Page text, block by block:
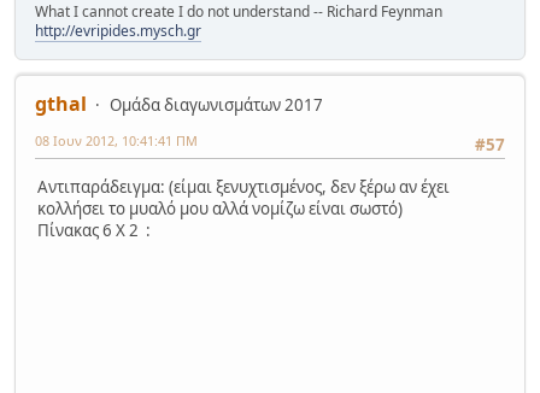
What I cannot create I do not understand -- Richard Feynman
http://evripides.mysch.gr
gthal
Ομάδα διαγωνισμάτων 2017
#57
08 Ιουν 2012, 10:41:41 ΠΜ
Αντιπαράδειγμα: (είμαι ξενυχτισμένος, δεν ξέρω αν έχει
κολλήσει το μυαλό μου αλλά νομίζω είναι σωστό)
Πίνακας 6 Χ 2 :